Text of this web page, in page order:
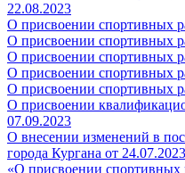
22.08.2023
О присвоении спортивных
О присвоении спортивных
О присвоении спортивных
О присвоении спортивных
О присвоении спортивных
О присвоении
07.09.2023
О внесении изменений в
города Кургана от
«О присвоении спортивных